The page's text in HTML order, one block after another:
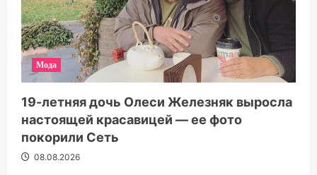
Мода
19-летняя дочь Олеси Железняк выросла
настоящей красавицей — ее фото
покорили Сеть
08.08.2026